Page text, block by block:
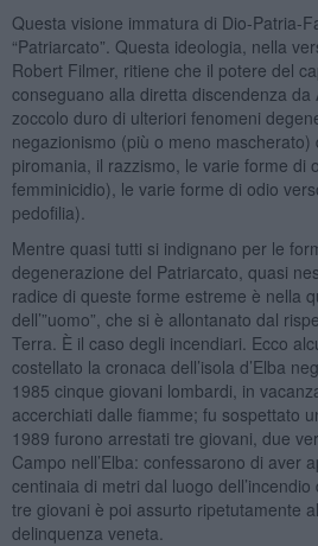
Questa visione immatura di Dio-Patria-
“Patriarcato”. Questa ideologia, nella
Robert Filmer, ritiene che il potere del
conseguano alla diretta discendenza
zoccolo duro di ulteriori fenomeni
negazionismo (più o meno mascherato)
piromania, il razzismo, le varie forme di
femminicidio), le varie forme di odio
pedofilia).
Mentre quasi tutti si indignano per le
degenerazione del Patriarcato, quasi
radice di queste forme estreme è nella
dell’”uomo”, che si è allontanato dal
Terra. È il caso degli incendiari. Ecco
costellato la cronaca dell’isola d’Elba
1985 cinque giovani lombardi, in
accerchiati dalle fiamme; fu sospettato
1989 furono arrestati tre giovani, due
Campo nell’Elba: confessarono di aver
centinaia di metri dal luogo
tre giovani è poi assurto ripetutamente
delinquenza veneta.